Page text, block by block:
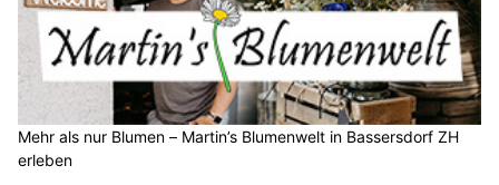
Mehr als nur Blumen – Martin’s Blumenwelt in Bassersdorf ZH
erleben